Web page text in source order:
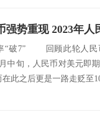
强势重现 2023年人
“破7” 回顾此轮人民币
中旬，人民币对美元即
在此之后更是一路走贬至